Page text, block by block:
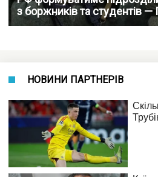
з боржників та студентів —
НОВИНИ ПАРТНЕРІВ